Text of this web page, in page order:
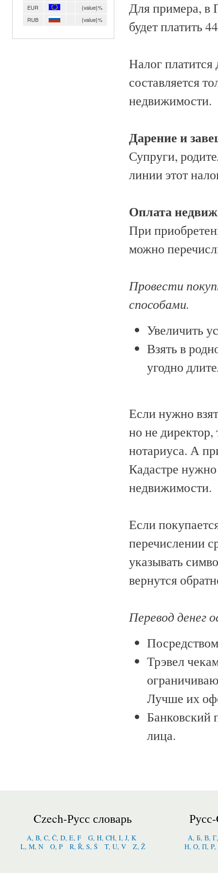
EUR
{value}%
RUB
{value}%
Для примера, в
будет платить
Налог платится
составляется
недвижимости.
Дарение и
Супруги,
линии этот
Оплата
При
можно
Провести
способами.
Увеличить
Взять в
угодно
Если нужно
но не
нотариуса. А
Кадастре
недвижимости.
Если
перечислении
указывать
вернутся
Перевод денег
Трэвел
Лучше их
Банковский
лица.
Czech-Русс словарь
A, B, C, Č, D, E, F
G, H, CH, I, J, K
L, M, N
O, P R, Ř, S, Š T, U, V Z, Ž
А, Б, В,
Н, О, П,